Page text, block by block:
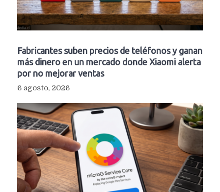
Fabricantes suben precios de teléfonos y ganan
más dinero en un mercado donde Xiaomi alerta
por no mejorar ventas
6 agosto, 2026